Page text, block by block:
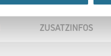
ZUSATZINFOS